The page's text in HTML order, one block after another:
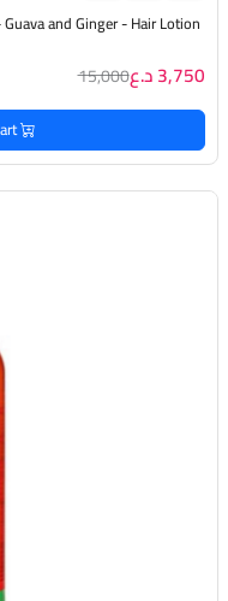
3,750 د.ع 15,000
productList.addToCart